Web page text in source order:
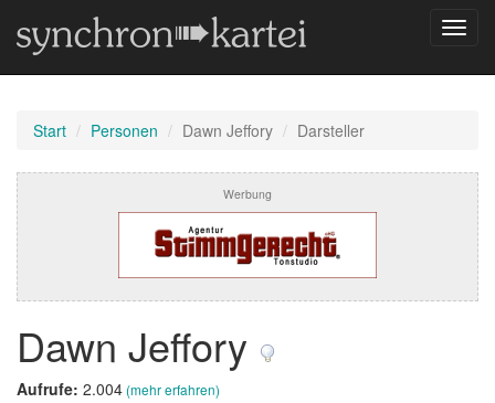
Start Personen Dawn Jeffory Darsteller
Werbung
Dawn Jeffory
Aufrufe: 2.004(mehr erfahren)